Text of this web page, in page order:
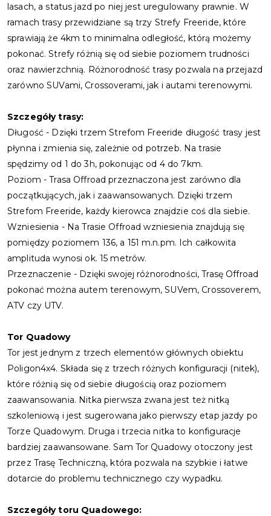
lasach, a status jazd po niej jest uregulowany prawnie. W
ramach trasy przewidziane są trzy Strefy Freeride, które
sprawiają że 4km to minimalna odległość, którą możemy
pokonać. Strefy różnią się od siebie poziomem trudności
oraz nawierzchnią. Różnorodność trasy pozwala na przejazd
zarówno SUVami, Crossoverami, jak i autami terenowymi.
Szczegóły trasy:
Długość - Dzięki trzem Strefom Freeride długość trasy jest
płynna i zmienia się, zależnie od potrzeb. Na trasie
spędzimy od 1 do 3h, pokonując od 4 do 7km.
Poziom - Trasa Offroad przeznaczona jest zarówno dla
początkujących, jak i zaawansowanych. Dzięki trzem
Strefom Freeride, każdy kierowca znajdzie coś dla siebie.
Wzniesienia - Na Trasie Offroad wzniesienia znajdują się
pomiędzy poziomem 136, a 151 m.n.pm. Ich całkowita
amplituda wynosi ok. 15 metrów.
Przeznaczenie - Dzięki swojej różnorodności, Trasę Offroad
pokonać można autem terenowym, SUVem, Crossoverem,
ATV czy UTV.
Tor Quadowy
Tor jest jednym z trzech elementów głównych obiektu
Poligon4x4. Składa się z trzech różnych konfiguracji (nitek),
które różnią się od siebie długością oraz poziomem
zaawansowania. Nitka pierwsza zwana jest też nitką
szkoleniową i jest sugerowana jako pierwszy etap jazdy po
Torze Quadowym. Druga i trzecia nitka to konfiguracje
bardziej zaawansowane. Sam Tor Quadowy otoczony jest
przez Trasę Techniczną, która pozwala na szybkie i łatwe
dotarcie do problemu technicznego czy wypadku.
Szczegóły toru Quadowego: